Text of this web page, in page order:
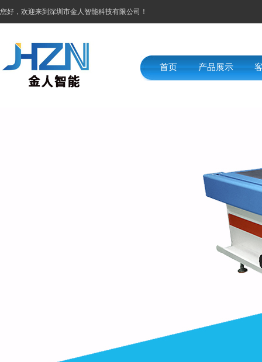
您好，欢迎来到深圳市金人智能科技有限公司！
首页 产品展示